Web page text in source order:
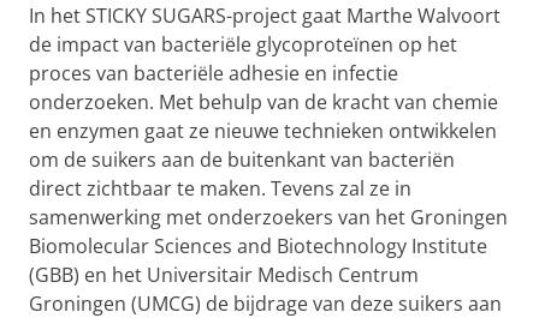
In het STICKY SUGARS-project gaat Marthe Walvoort
de impact van bacteriële glycoproteïnen op het
proces van bacteriële adhesie en infectie
onderzoeken. Met behulp van de kracht van chemie
en enzymen gaat ze nieuwe technieken ontwikkelen
om de suikers aan de buitenkant van bacteriën
direct zichtbaar te maken. Tevens zal ze in
samenwerking met onderzoekers van het Groningen
Biomolecular Sciences and Biotechnology Institute
(GBB) en het Universitair Medisch Centrum
Groningen (UMCG) de bijdrage van deze suikers aan